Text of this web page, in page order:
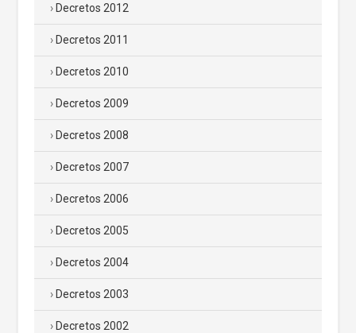
Decretos 2012
Decretos 2011
Decretos 2010
Decretos 2009
Decretos 2008
Decretos 2007
Decretos 2006
Decretos 2005
Decretos 2004
Decretos 2003
Decretos 2002